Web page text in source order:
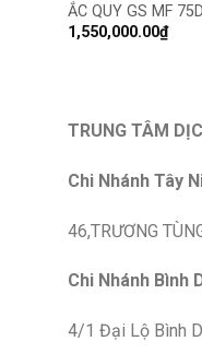
ẮC QUY GS MF
1,550,000.00₫
TRUNG TÂM
Chi Nhánh Tây
46,TRƯƠNG
Chi Nhánh Bình
4/1 Đại Lộ Bình